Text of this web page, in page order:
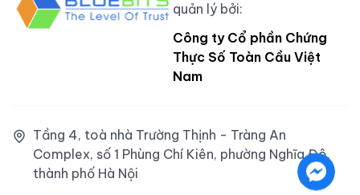
quản lý bởi:
Công ty Cổ phần Chứng
Thực Số Toàn Cầu Việt
Nam
Tầng 4, toà nhà Trường Thịnh - Tràng An
Complex, số 1 Phùng Chí Kiên, phường Nghĩa Đô,
thành phố Hà Nội